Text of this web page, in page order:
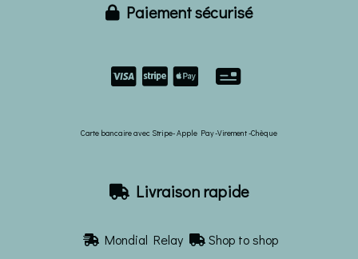
 Paiement sécurisé

Carte bancaire avec Stripe- Apple Pay -Virement -Chèque
 Livraison rapide
 Mondial Relay  Shop to shop